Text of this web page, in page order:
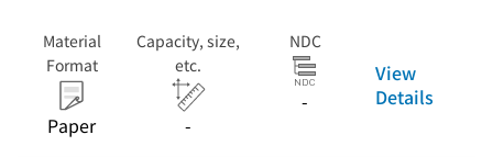
Material
Format
Paper
Capacity, size,
etc.
-
NDC
-
View
Details